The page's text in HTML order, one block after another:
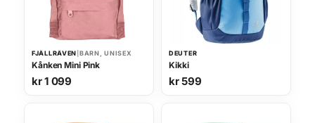
Kånken Mini Pink
FJÄLLRÄVEN BARN, UNISEX
kr1 099
Kikki
DEUTER
kr599